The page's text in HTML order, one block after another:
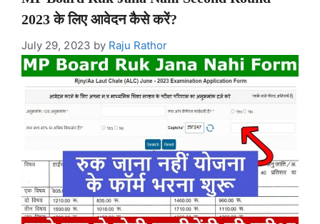
2023 के लिए आवेदन कैसे करें?
July 29, 2023 by Raju Rathor